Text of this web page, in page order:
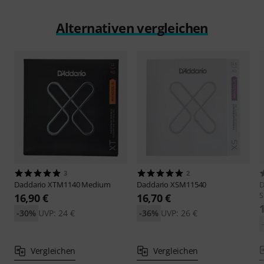
Alternativen vergleichen
3
DaddarioXTM1140 Medium
16,90 €
UVP: 24 €
-30%
Vergleichen
2
DaddarioXSM11540
16,70 €
UVP: 26 €
-36%
Vergleichen